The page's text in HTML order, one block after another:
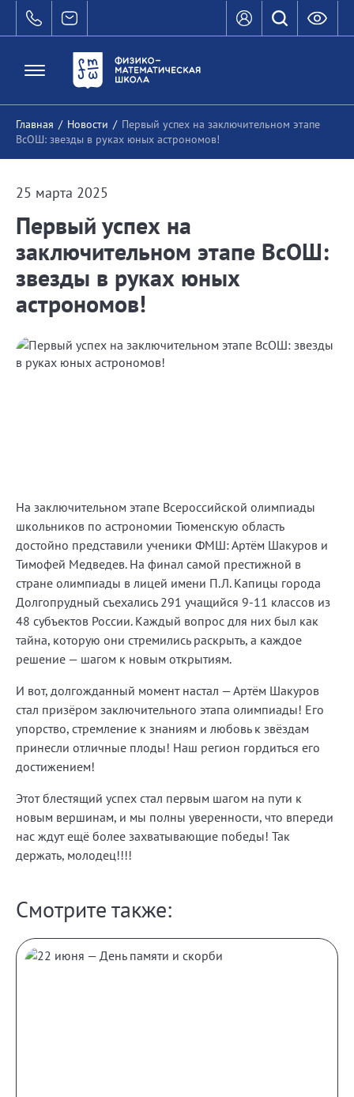
Главная / Новости / Первый успех на заключительном этапе
ВсОШ: звезды в руках юных астрономов!
25 марта 2025
Первый успех на
заключительном этапе ВсОШ:
звезды в руках юных
астрономов!
На заключительном этапе Всероссийской олимпиады
школьников по астрономии Тюменскую область
достойно представили ученики ФМШ: Артём Шакуров и
Тимофей Медведев. На финал самой престижной в
стране олимпиады в лицей имени П.Л. Капицы города
Долгопрудный съехались 291 учащийся 9-11 классов из
48 субъектов России. Каждый вопрос для них был как
тайна, которую они стремились раскрыть, а каждое
решение — шагом к новым открытиям.
И вот, долгожданный момент настал — Артём Шакуров
стал призёром заключительного этапа олимпиады! Его
упорство, стремление к знаниям и любовь к звёздам
принесли отличные плоды! Наш регион гордиться его
достижением!
Этот блестящий успех стал первым шагом на пути к
новым вершинам, и мы полны уверенности, что впереди
нас ждут ещё более захватывающие победы! Так
держать, молодец!!!!
Смотрите также: